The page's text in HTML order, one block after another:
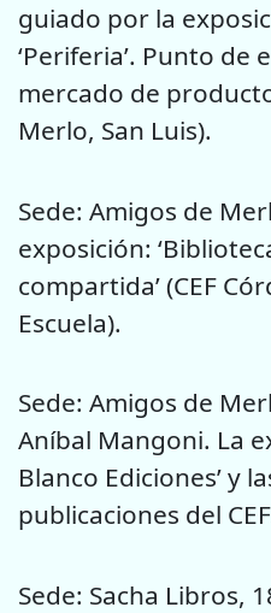
guiado por la
‘Periferia’. Punto de
mercado de
Merlo, San Luis).
Sede: Amigos de
exposición:
compartida’ (CEF
Escuela).
Sede: Amigos de
Aníbal Mangoni. La
Blanco Ediciones’ y
publicaciones del
Sede: Sacha Libros,